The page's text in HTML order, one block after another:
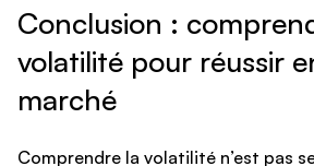
Conclusion :
volatilité pour réussir
marché
Comprendre la volatilité n’est pas